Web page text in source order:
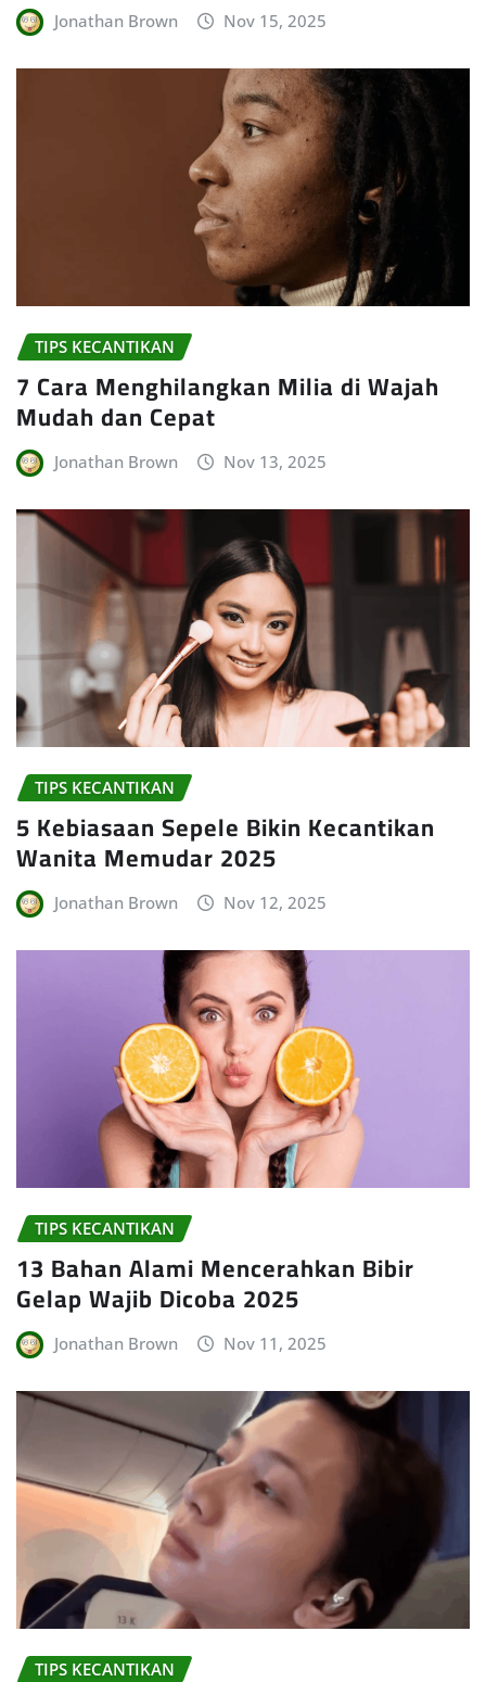
Jonathan Brown Nov 15, 2025
TIPS KECANTIKAN
7 Cara Menghilangkan Milia di Wajah
Mudah dan Cepat
Jonathan Brown Nov 13, 2025
TIPS KECANTIKAN
5 Kebiasaan Sepele Bikin Kecantikan
Wanita Memudar 2025
Jonathan Brown Nov 12, 2025
TIPS KECANTIKAN
13 Bahan Alami Mencerahkan Bibir
Gelap Wajib Dicoba 2025
Jonathan Brown Nov 11, 2025
TIPS KECANTIKAN